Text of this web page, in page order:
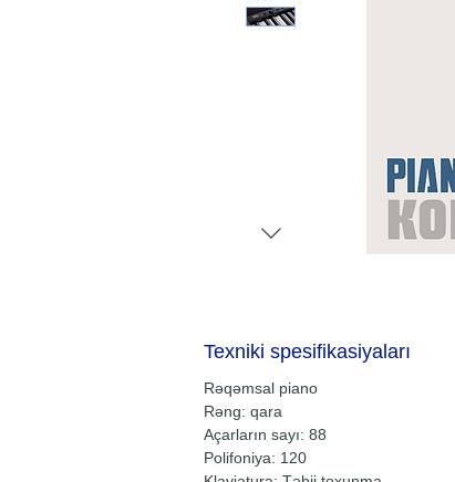
Texniki spesifikasiyaları
Rəqəmsal piano
Rəng: qara
Açarların sayı: 88
Polifoniya: 120